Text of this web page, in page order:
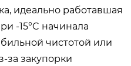
идеально работавшая
-15°C начинала
чистотой или
за закупорки